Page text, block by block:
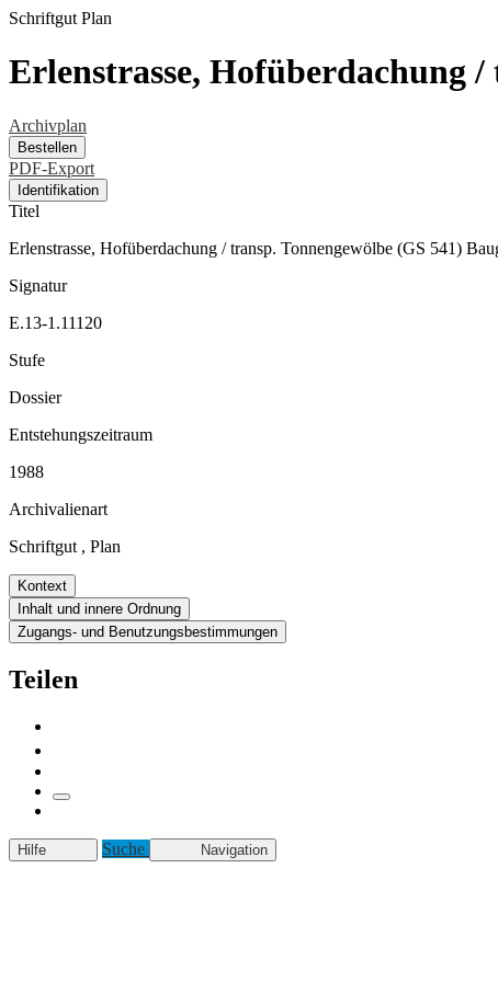
Schriftgut Plan
Erlenstrasse, Hofüberdachung /
Archivplan
Bestellen
PDF-Export
Identifikation
Titel
Erlenstrasse, Hofüberdachung / transp. Tonnengewölbe (GS 541)
Signatur
E.13-1.11120
Stufe
Dossier
Entstehungszeitraum
1988
Archivalienart
Schriftgut , Plan
Kontext
Inhalt und innere Ordnung
Zugangs- und Benutzungsbestimmungen
Teilen
Hilfe Suche Navigation